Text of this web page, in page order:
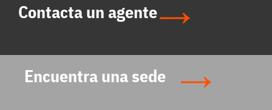
Contacta un agente
Encuentra una sede